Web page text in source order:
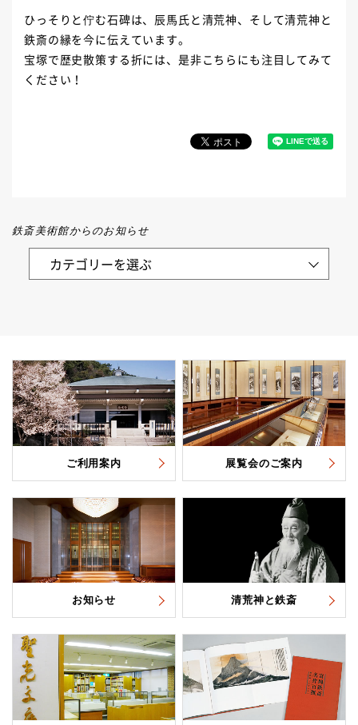
ひっそりと佇む石碑は、辰馬氏と清荒神、そして清荒神と
鉄斎の縁を今に伝えています。
宝塚で歴史散策する折には、是非こちらにも注目してみて
ください！
鉄斎美術館からのお知らせ
ご利用案内 展覧会のご案内
お知らせ 清荒神と鉄斎